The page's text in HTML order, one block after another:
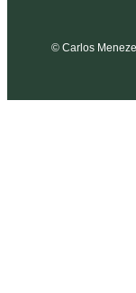
© Carlos